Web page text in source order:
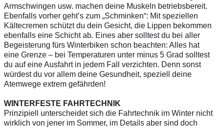
Armschwingen usw. machen deine Muskeln betriebsbereit.
Ebenfalls vorher geht’s zum „Schminken“: Mit speziellen
Kältecremen schützt du dein Gesicht, die Lippen bekommen
ebenfalls eine Schicht ab. Eines aber solltest du bei aller
Begeisterung fürs Winterbiken schon beachten: Alles hat
eine Grenze – bei Temperaturen unter minus 5 Grad solltest
du auf eine Ausfahrt in jedem Fall verzichten. Denn sonst
würdest du vor allem deine Gesundheit, speziell deine
Atemwege extrem gefährden!
WINTERFESTE FAHRTECHNIK
Prinzipiell unterscheidet sich die Fahrtechnik im Winter nicht
wirklich von jener im Sommer, im Details aber sind doch